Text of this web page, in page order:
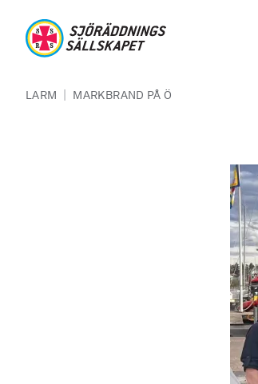
LARM | MARKBRAND PÅ Ö